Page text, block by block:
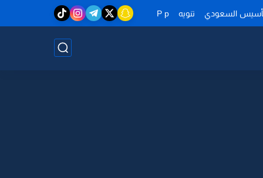
السعودي تنويه P p